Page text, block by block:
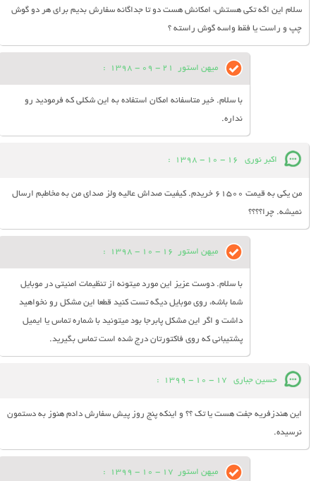
سلام این اگه تکی هستش، امکانش هست دو تا جداگانه سفارش بدیم برای هر دو گوش
چپ و راست یا فقط واسه گوش راسته ؟
میهن استور 21 - 09 - 1398
:
با سلام. خیر متاسفانه امکان استفاده به این شکلی که فرمودید رو
نداره.
اکبر نوری 16 - 10 - 1398
:
من یکی به قیمت ۶۱۵۰۰ خریدم. کیفیت صداش عالیه ولز صدای من به مخاطبم ارسال
نمیشه. چرا؟؟؟؟
میهن استور 16 - 10 - 1398
:
با سلام. دوست عزیز این مورد میتونه از تنظیمات امنیتی در موبایل
شما باشه، روی موبایل دیگه تست کنید قطعا این مشکل رو نخواهید
داشت و اگر این مشکل پابرجا بود میتونید با شماره تماس یا ایمیل
پشتیبانی که روی فاکتورتان درج شده است تماس بگیرید.
حسین جباری 17 - 10 - 1399
:
این هندزفریه جفت هست یا تک ؟؟ و اینکه پنج روز پیش سفارش دادم هنوز به دستمون
نرسیده.
میهن استور 17 - 10 - 1399
: